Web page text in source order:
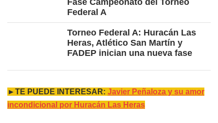
Federal A
Torneo Federal A: Huracán Las
Heras, Atlético San Martín y
FADEP inician una nueva fase
►TE PUEDE INTERESAR: Javier Peñaloza y su amor
incondicional por Huracán Las Heras